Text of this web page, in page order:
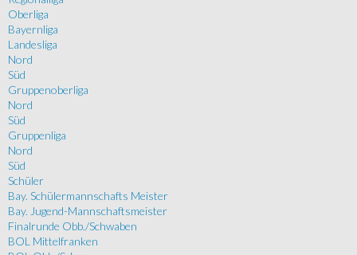
Oberliga
Bayernliga
Landesliga
Nord
Süd
Gruppenoberliga
Nord
Süd
Gruppenliga
Nord
Süd
Schüler
Bay. Schülermannschafts Meister
Bay. Jugend-Mannschaftsmeister
Finalrunde Obb./Schwaben
BOL Mittelfranken